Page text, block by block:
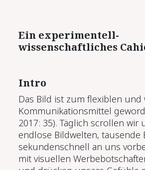
Ein experimentell-
wissenschaftliches
Intro
Das Bild ist zum flexiblen und
Kommunikationsmittel
2017: 35). Täglich scrollen wir
endlose Bildwelten, tausende
sekundenschnell an uns
mit visuellen